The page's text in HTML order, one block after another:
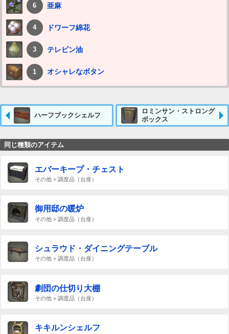
6 亜麻
4 ドワーフ綿花
3 テレビン油
1 オシャレなボタン
ハーフブックシェルフ
ロミンサン・ストロング
ボックス
同じ種類のアイテム
エバーキープ・チェスト
その他 > 調度品（台座）
御用邸の暖炉
その他 > 調度品（台座）
シュラウド・ダイニングテーブル
その他 > 調度品（台座）
劇団の仕切り大棚
その他 > 調度品（台座）
キキルンシェルフ